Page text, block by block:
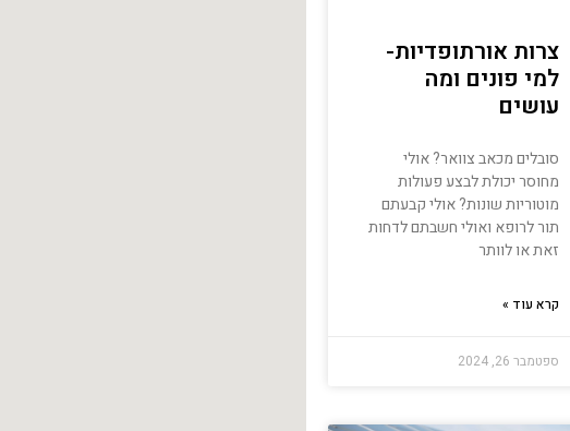
צרות אורתופדיות-
למי פונים ומה
עושים
סובלים מכאב צוואר? אולי
מחוסר יכולת לבצע פעולות
מוטוריות שונות? אולי קבעתם
תור לרופא ואולי חשבתם לדחות
זאת או לוותר
קרא עוד »
ספטמבר 26, 2024